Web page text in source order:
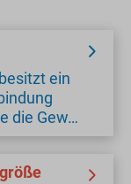
ein
die Gew…